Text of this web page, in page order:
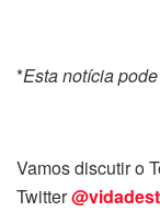
*Esta notícia
Vamos discutir o
Twitter